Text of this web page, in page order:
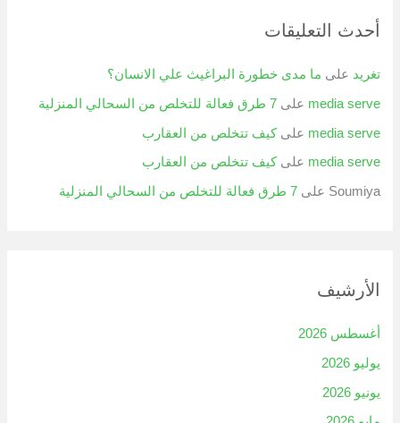
أحدث التعليقات
تغريد على ما مدى خطورة البراغيث علي الانسان؟
media serve على7 طرق فعالة للتخلص من السحالي المنزلية
media serve علىكيف تتخلص من العقارب
media serve علىكيف تتخلص من العقارب
Soumiya على7 طرق فعالة للتخلص من السحالي المنزلية
الأرشيف
أغسطس 2026
يوليو 2026
يونيو 2026